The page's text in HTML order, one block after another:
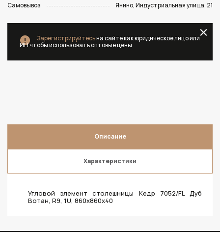
Самовывоз
Янино, Индустриальная улица, 21
Зарегистрируйтесьна сайте как юридическое лицо или
ИП чтобы использовать оптовые цены
Описание
Характеристики
Угловой элемент столешницы Кедр 7052/FL Дуб
Вотан, R9, 1U, 860х860х40